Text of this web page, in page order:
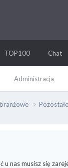
Administracja
TOP100 Chat
Pozostałe
nas musisz się